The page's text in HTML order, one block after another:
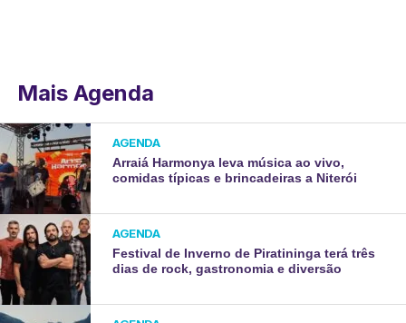
Mais Agenda
AGENDA
Arraiá Harmonya leva música ao vivo,
comidas típicas e brincadeiras a Niterói
AGENDA
Festival de Inverno de Piratininga terá três
dias de rock, gastronomia e diversão